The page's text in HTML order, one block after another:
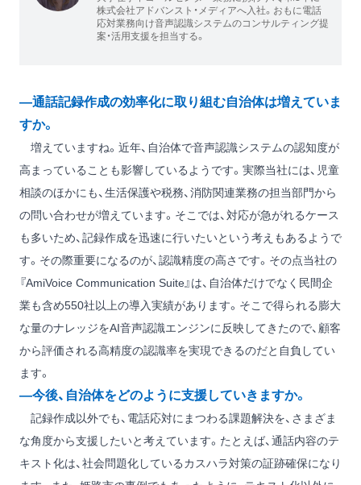
株式会社アドバンスト・メディアへ入社。おもに電話
応対業務向け音声認識システムのコンサルティング提
案・活用支援を担当する。
―通話記録作成の効率化に取り組む自治体は増えていま
すか。
増えていますね。近年、自治体で音声認識システムの認知度が
高まっていることも影響しているようです。実際当社には、児童
相談のほかにも、生活保護や税務、消防関連業務の担当部門から
の問い合わせが増えています。そこでは、対応が急がれるケース
も多いため、記録作成を迅速に行いたいという考えもあるようで
す。その際重要になるのが、認識精度の高さです。その点当社の
『AmiVoice Communication Suite』は、自治体だけでなく民間企
業も含め550社以上の導入実績があります。そこで得られる膨大
な量のナレッジをAI音声認識エンジンに反映してきたので、顧客
から評価される高精度の認識率を実現できるのだと自負してい
ます。
―今後、自治体をどのように支援していきますか。
記録作成以外でも、電話応対にまつわる課題解決を、さまざま
な角度から支援したいと考えています。たとえば、通話内容のテ
キスト化は、社会問題化しているカスハラ対策の証跡確保になり